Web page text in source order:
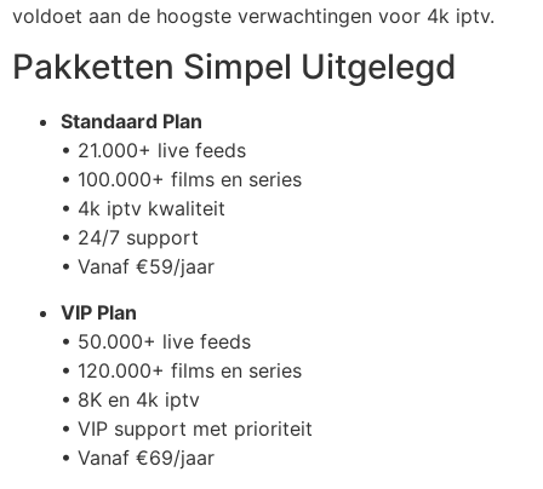
voldoet aan de hoogste verwachtingen voor 4k iptv.
Pakketten Simpel Uitgelegd
Standaard Plan
• 21.000+ live feeds
• 100.000+ films en series
• 4k iptv kwaliteit
• 24/7 support
• Vanaf €59/jaar
VIP Plan
• 50.000+ live feeds
• 120.000+ films en series
• 8K en 4k iptv
• VIP support met prioriteit
• Vanaf €69/jaar